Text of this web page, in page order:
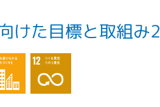
けた目標と取組み2